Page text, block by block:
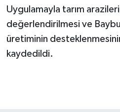
Uygulamayla tarım
değerlendirilmesi ve
üretiminin
kaydedildi.